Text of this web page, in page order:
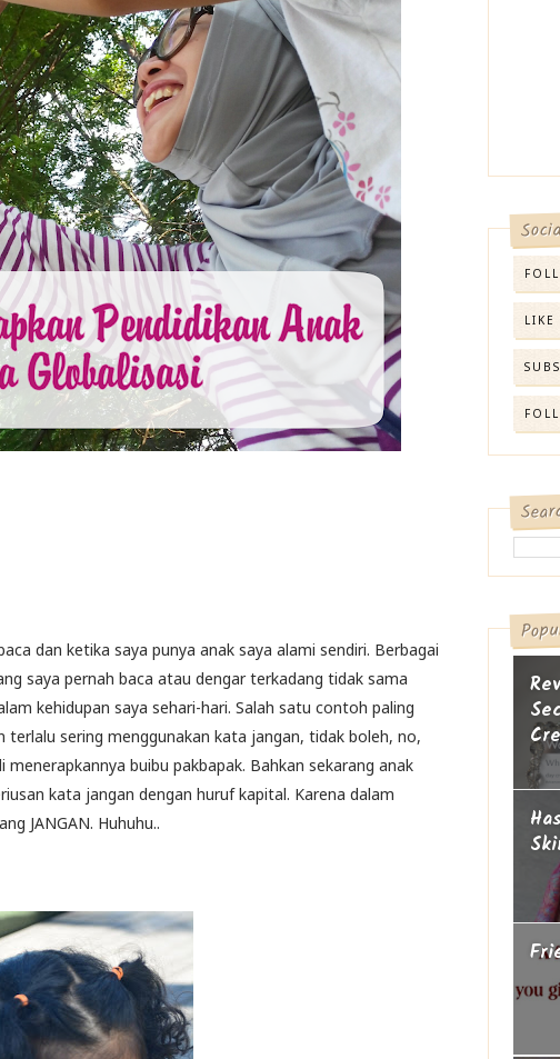
dan ketika saya punya anak saya alami sendiri. Berbagai
saya pernah baca atau dengar terkadang tidak sama
kehidupan saya sehari-hari. Salah satu contoh paling
sering menggunakan kata jangan, tidak boleh, no,
buibu pakbapak. Bahkan sekarang anak
kata jangan dengan huruf kapital. Karena dalam
JANGAN. Huhuhu..
LIKE